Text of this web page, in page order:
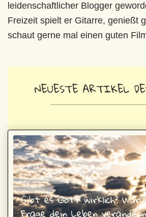
leidenschaftlicher Blogger
Freizeit spielt er Gitarre, genießt
schaut gerne mal einen guten
NEUESTE ARTIKEL
Gibt es Gott wirklich?
Frage dein Leben